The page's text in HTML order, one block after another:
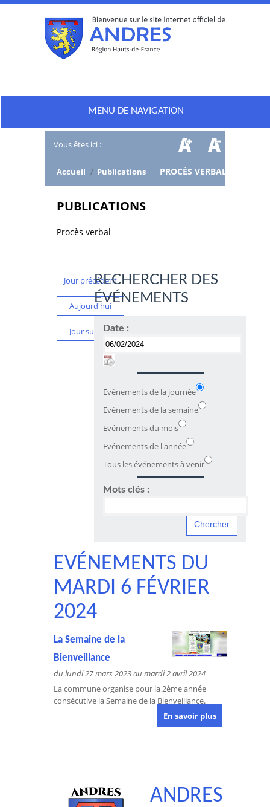
MENU DE NAVIGATION
Vous êtes ici :
Accueil / Publications PROCÈS VERBAL
PUBLICATIONS
Procès verbal
Jour précédent
Aujourd'hui
Jour suivant
RECHERCHER DES
ÉVÉNEMENTS
Date :
Evénements de la journée
Evénements de la semaine
Evénements du mois
Evénements de l'année
Tous les événements à venir
Mots clés :
EVÉNEMENTS DU
MARDI 6 FÉVRIER
2024
La Semaine de la
Bienveillance
du lundi 27 mars 2023 au mardi 2 avril 2024
La commune organise pour la 2ème année
consécutive la Semaine de la Bienveillance.
En savoir plus
ANDRES